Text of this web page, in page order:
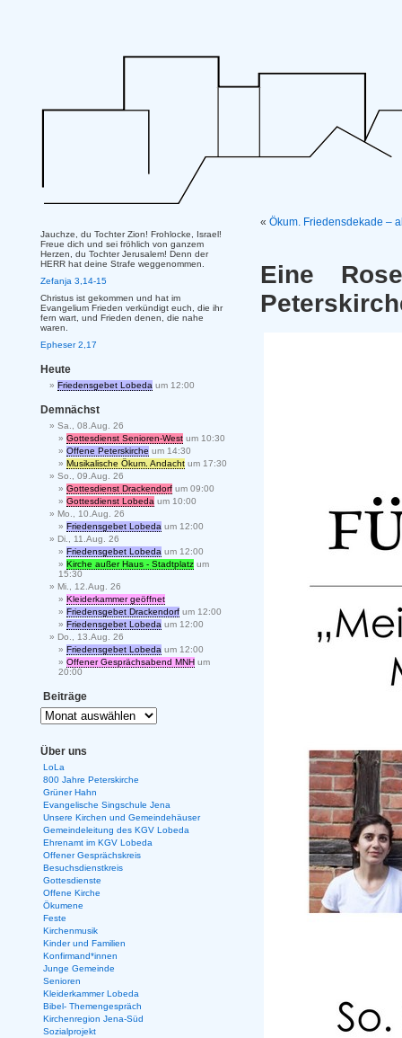
« Ökum. Friedensdekade –
Eine
Jauchze, du Tochter Zion! Frohlocke, Israel!
Freue dich und sei fröhlich von ganzem
Herzen, du Tochter Jerusalem! Denn der
HERR hat deine Strafe weggenommen.
Zefanja 3,14-15
Christus ist gekommen und hat im
Evangelium Frieden verkündigt euch, die ihr
fern wart, und Frieden denen, die nahe
waren.
Epheser 2,17
Heute
Friedensgebet Lobeda um 12:00
Demnächst
Sa., 08.Aug. 26
Gottesdienst Senioren-West um 10:30
Offene Peterskirche um 14:30
Musikalische Ökum. Andacht um 17:30
So., 09.Aug. 26
Gottesdienst Drackendorf um 09:00
Gottesdienst Lobeda um 10:00
Mo., 10.Aug. 26
Friedensgebet Lobeda um 12:00
Di., 11.Aug. 26
Friedensgebet Lobeda um 12:00
Kirche außer Haus - Stadtplatz um
15:30
Mi., 12.Aug. 26
Kleiderkammer geöffnet
Friedensgebet Drackendorf um 12:00
Friedensgebet Lobeda um 12:00
Do., 13.Aug. 26
Friedensgebet Lobeda um 12:00
Offener Gesprächsabend MNH um
20:00
Beiträge
Über uns
LoLa
800 Jahre Peterskirche
Grüner Hahn
Evangelische Singschule Jena
Unsere Kirchen und Gemeindehäuser
Gemeindeleitung des KGV Lobeda
Ehrenamt im KGV Lobeda
Offener Gesprächskreis
Besuchsdienstkreis
Gottesdienste
Offene Kirche
Ökumene
Feste
Kirchenmusik
Kinder und Familien
Konfirmand*innen
Junge Gemeinde
Senioren
Kleiderkammer Lobeda
Bibel- Themengespräch
Kirchenregion Jena-Süd
Sozialprojekt